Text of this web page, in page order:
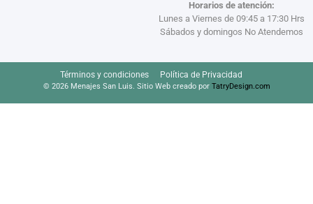
Horarios de atención:
Lunes a Viernes de 09:45 a 17:30 Hrs
Sábados y domingos No Atendemos
Términos y condiciones Política de Privacidad
© 2026 Menajes San Luis. Sitio Web creado por TatryDesign.com